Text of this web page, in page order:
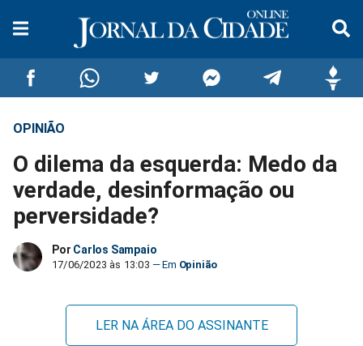
Compartilhar
no
Facebook
Compartilhar
no
Whatsapp
no
Twitter
no
no
no
OPINIÃO
O dilema da esquerda: Medo da
verdade, desinformação ou
perversidade?
Por Carlos Sampaio
17/06/2023 às 13:03 Opinião
LER NA ÁREA DO ASSINANTE